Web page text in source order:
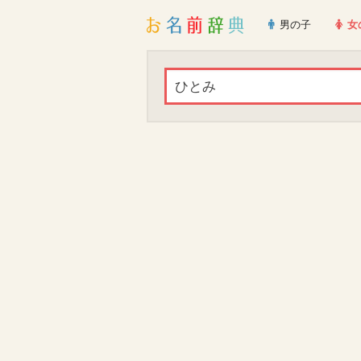
男の子 女